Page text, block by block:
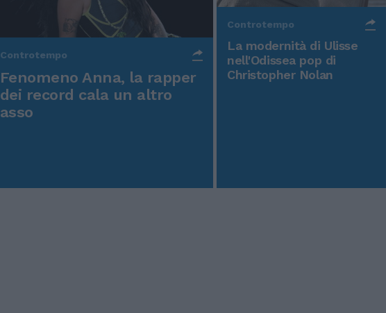
Controtempo
Fenomeno Anna, la rapper
dei record cala un altro
asso
Controtempo
La modernità di Ulisse
nell'Odissea pop di
Christopher Nolan